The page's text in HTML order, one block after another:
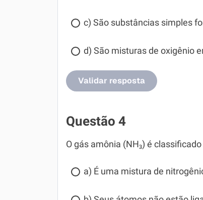
c) São substâncias simples
d) São misturas de oxigênio
Validar resposta
Questão 4
O gás amônia (NH₃) é
a) É uma mistura de